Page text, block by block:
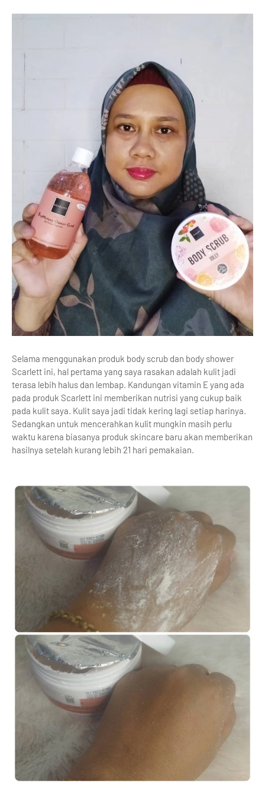
Selama menggunakan produk body scrub dan body shower
Scarlett ini, hal pertama yang saya rasakan adalah kulit jadi
terasa lebih halus dan lembap. Kandungan vitamin E yang ada
pada produk Scarlett ini memberikan nutrisi yang cukup baik
pada kulit saya. Kulit saya jadi tidak kering lagi setiap harinya.
Sedangkan untuk mencerahkan kulit mungkin masih perlu
waktu karena biasanya produk skincare baru akan memberikan
hasilnya setelah kurang lebih 21 hari pemakaian.